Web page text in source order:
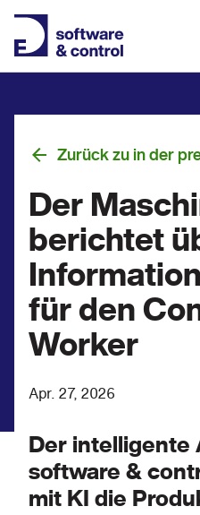
Zurück zu in der
Der
berichtet
für den
Worker
Apr. 27, 2026
Der intelligente
software &
mit KI die